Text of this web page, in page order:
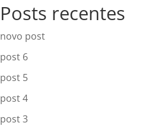
Posts recentes
novo post
post 6
post 5
post 4
post 3